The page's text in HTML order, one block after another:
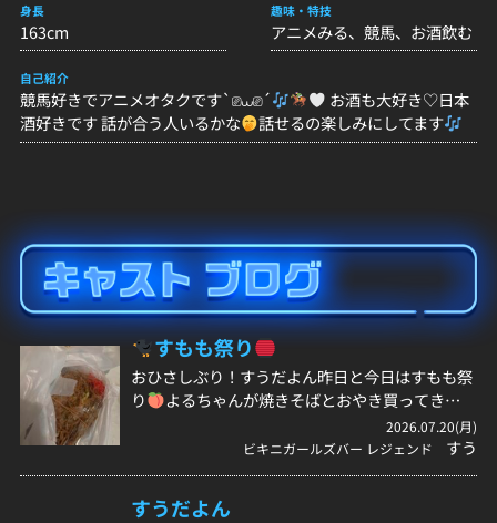
身長
163cm
趣味・特技
アニメみる、競馬、お酒飲む
自己紹介
競馬好きでアニメオタクです`⎚⩊⎚´
お酒も大好き♡日本
酒好きです 話が合う人いるかな
話せるの楽しみにしてます
すもも祭り
おひさしぶり！すうだよん昨日と今日はすもも祭
り
よるちゃんが焼きそばとおやき買ってき…
2026.07.20(月)
ビキニガールズバー レジェンド
すう
すうだよん